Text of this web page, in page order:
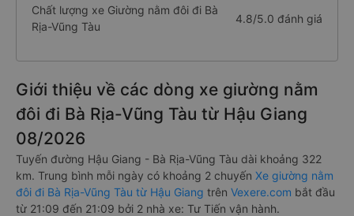
Chất lượng xe Giường nằm đôi đi Bà
Rịa-Vũng Tàu
4.8/5.0 đánh giá
Giới thiệu về các dòng xe giường nằm
đôi đi Bà Rịa-Vũng Tàu từ Hậu Giang
08/2026
Tuyến đường Hậu Giang - Bà Rịa-Vũng Tàu dài khoảng 322
km. Trung bình mỗi ngày có khoảng 2 chuyến Xe giường nằm
đôi đi Bà Rịa-Vũng Tàu từ Hậu Giang trên Vexere.com bắt đầu
từ 21:09 đến 21:09 bởi 2 nhà xe: Tư Tiến vận hành.